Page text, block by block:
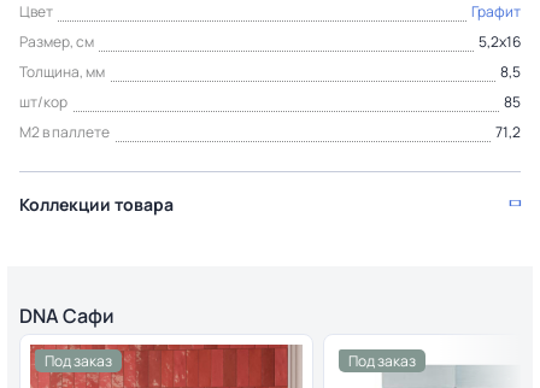
Цвет
Графит
Размер, см
5,2x16
Толщина, мм
8,5
шт/кор
85
М2 в паллете
71,2
Коллекции товара
DNA Сафи
Под заказ Под заказ